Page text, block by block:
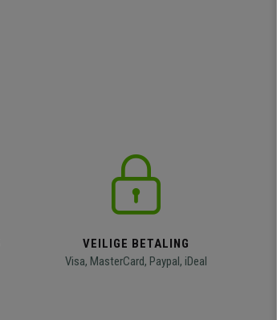
VEILIGE BETALING
Visa, MasterCard, Paypal, iDeal